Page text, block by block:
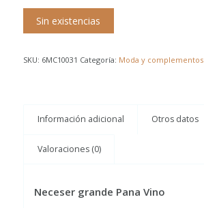
Sin existencias
SKU: 6MC10031 Categoría: Moda y complementos
Información adicional Otros datos
Valoraciones (0)
Neceser grande Pana Vino